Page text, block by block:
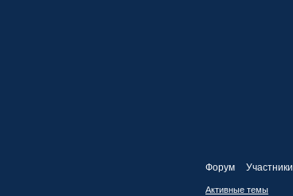
Форум Участники
Активные темы